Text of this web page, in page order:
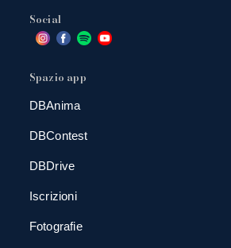
Social
Spazio app
DBAnima
DBContest
DBDrive
Iscrizioni
Fotografie